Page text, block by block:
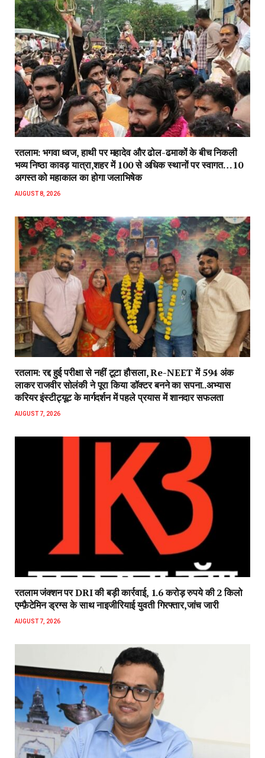
रतलाम: भगवा ध्वज, हाथी पर महादेव और ढोल-ढमाकों के बीच निकली
भव्य निष्ठा कावड़ यात्रा,शहर में 100 से अधिक स्थानों पर स्वागत…10
अगस्त को महाकाल का होगा जलाभिषेक
AUGUST 8, 2026
रतलाम: रद्द हुई परीक्षा से नहीं टूटा हौसला, Re-NEET में 594 अंक
लाकर राजवीर सोलंकी ने पूरा किया डॉक्टर बनने का सपना..अभ्यास
करियर इंस्टीट्यूट के मार्गदर्शन में पहले प्रयास में शानदार सफलता
AUGUST 7, 2026
रतलाम जंक्शन पर DRI की बड़ी कार्रवाई, 1.6 करोड़ रुपये की 2 किलो
एम्फ़ैटेमिन ड्रग्स के साथ नाइजीरियाई युवती गिरफ्तार,जांच जारी
AUGUST 7, 2026